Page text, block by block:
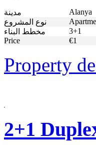
مدينة
Alanya
نوع المشروع
مخطط البناء
3+1
Price
€1
Property
2+1